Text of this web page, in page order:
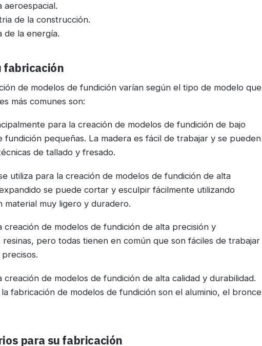
aeroespacial.
de la construcción.
de la energía.
fabricación
de modelos de fundición varían según el tipo de modelo que
más comunes son:
para la creación de modelos de fundición de bajo
pequeñas. La madera es fácil de trabajar y se pueden
de tallado y fresado.
utiliza para la creación de modelos de fundición de alta
se puede cortar y esculpir fácilmente utilizando
material muy ligero y duradero.
creación de modelos de fundición de alta precisión y
pero todas tienen en común que son fáciles de trabajar
de modelos de fundición de alta calidad y durabilidad.
fabricación de modelos de fundición son el aluminio, el bronce
para su fabricación